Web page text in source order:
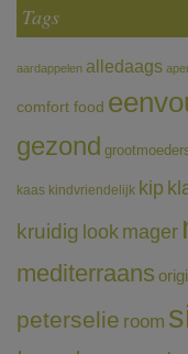
Tags
aardappelen alledaags
comfort food
gezond
kaas kindvriendelijk kip
kruidig look mager
mediterraans
peterselie room